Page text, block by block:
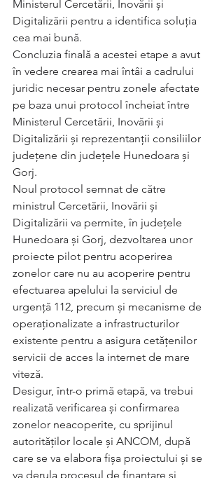
Ministerul Cercetării, Inovării și
Digitalizării pentru a identifica soluția
cea mai bună.
Concluzia finală a acestei etape a avut
în vedere crearea mai întâi a cadrului
juridic necesar pentru zonele afectate
pe baza unui protocol încheiat între
Ministerul Cercetării, Inovării și
Digitalizării și reprezentanții consiliilor
județene din județele Hunedoara și
Gorj.
Noul protocol semnat de către
ministrul Cercetării, Inovării și
Digitalizării va permite, în județele
Hunedoara și Gorj, dezvoltarea unor
proiecte pilot pentru acoperirea
zonelor care nu au acoperire pentru
efectuarea apelului la serviciul de
urgență 112, precum și mecanisme de
operaționalizate a infrastructurilor
existente pentru a asigura cetățenilor
servicii de acces la internet de mare
viteză.
Desigur, într-o primă etapă, va trebui
realizată verificarea și confirmarea
zonelor neacoperite, cu sprijinul
autorităților locale și ANCOM, după
care se va elabora fișa proiectului și se
va derula procesul de finanțare și